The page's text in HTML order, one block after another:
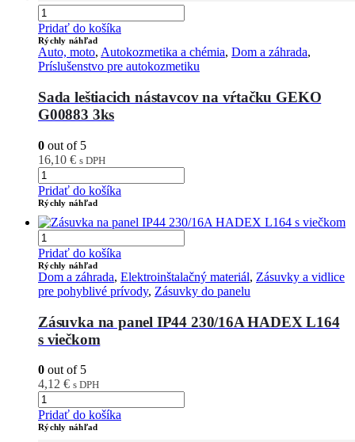
Pridať do košíka
Rýchly náhľad
Auto, moto, Autokozmetika a chémia, Dom a záhrada,
Príslušenstvo pre autokozmetiku
Sada leštiacich nástavcov na vŕtačku GEKO
G00883 3ks
0 out of 5
16,10 € s DPH
Pridať do košíka
Rýchly náhľad
Pridať do košíka
Rýchly náhľad
Dom a záhrada, Elektroinštalačný materiál, Zásuvky a vidlice
pre pohyblivé prívody, Zásuvky do panelu
Zásuvka na panel IP44 230/16A HADEX L164
s viečkom
0 out of 5
4,12 € s DPH
Pridať do košíka
Rýchly náhľad